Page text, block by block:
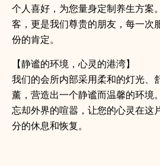
个人喜好，为您量身定制养生方案
客，更是我们尊贵的朋友，每一次
份的肯定。
【静谧的环境，心灵的港湾】
我们的会所内部采用柔和的灯光、
薰，营造出一个静谧而温馨的环境
忘却外界的喧嚣，让您的心灵在这
分的休息和恢复。